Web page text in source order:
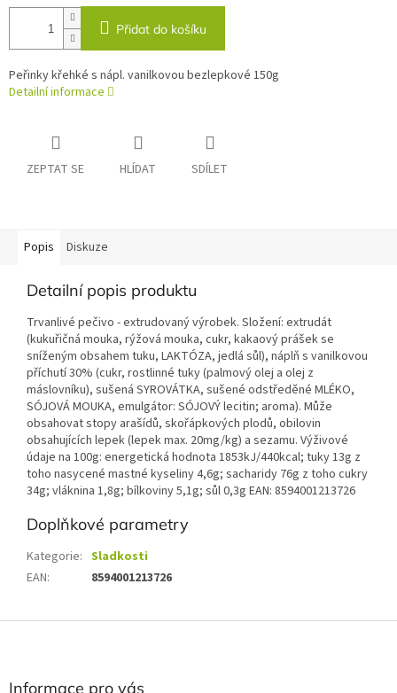
Přidat do košíku
Peřinky křehké s nápl. vanilkovou bezlepkové 150g
Detailní informace
ZEPTAT SE HLÍDAT SDÍLET
Popis Diskuze
Detailní popis produktu
Trvanlivé pečivo - extrudovaný výrobek. Složení: extrudát
(kukuřičná mouka, rýžová mouka, cukr, kakaový prášek se
sníženým obsahem tuku, LAKTÓZA, jedlá sůl), náplň s vanilkovou
příchutí 30% (cukr, rostlinné tuky (palmový olej a olej z
máslovníku), sušená SYROVÁTKA, sušené odstředěné MLÉKO,
SÓJOVÁ MOUKA, emulgátor: SÓJOVÝ lecitin; aroma). Může
obsahovat stopy arašídů, skořápkových plodů, obilovin
obsahujících lepek (lepek max. 20mg/kg) a sezamu. Výživové
údaje na 100g: energetická hodnota 1853kJ/440kcal; tuky 13g z
toho nasycené mastné kyseliny 4,6g; sacharidy 76g z toho cukry
34g; vláknina 1,8g; bílkoviny 5,1g; sůl 0,3g EAN: 8594001213726
Doplňkové parametry
Kategorie: Sladkosti
EAN: 8594001213726
Z
Informace pro vás